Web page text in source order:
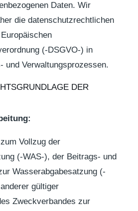
Daten. Wir
die datenschutzrechtlichen
(-DSGVO-) in
und Verwaltungsprozessen.
DER
Vollzug der
(-WAS-), der Beitrags- und
Wasserabgabesatzung (-
gültiger
Zweckverbandes zur